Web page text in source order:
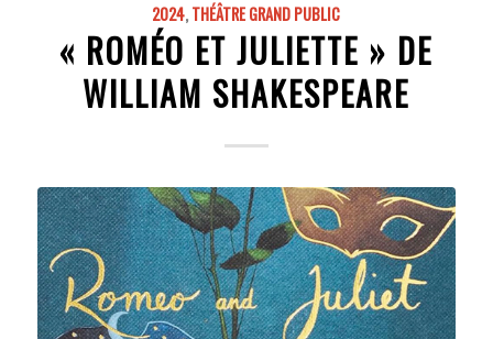
2024,THÉÂTRE GRAND PUBLIC
« ROMÉO ET JULIETTE » DE
WILLIAM SHAKESPEARE